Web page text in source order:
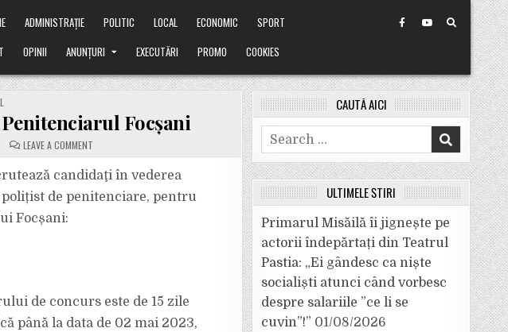
ADMINISTRAȚIE POLITIC LOCAL ECONOMIC
SPORT
OPINII ANUNȚURI EXECUTĂRI PROMO COOKIES
Focșani
LEAVE A COMMENTON
POSTURI
LA
CONCURS
LA
PENITENCIARUL
candidaţi în vederea
de penitenciare, pentru
Focșani:
de concurs este de 15 zile
până la data de 02 mai 2023,
CAUTĂ AICI
Search
for:
ULTIMELE ȘTIRI
Primarul Misăilă îi jignește pe
actorii îndepărtați din Teatrul
Pastia: „Ei gândesc ca niște
socialiști atunci când vorbesc
despre salariile ”ce li se
cuvin”!” 01/08/2026